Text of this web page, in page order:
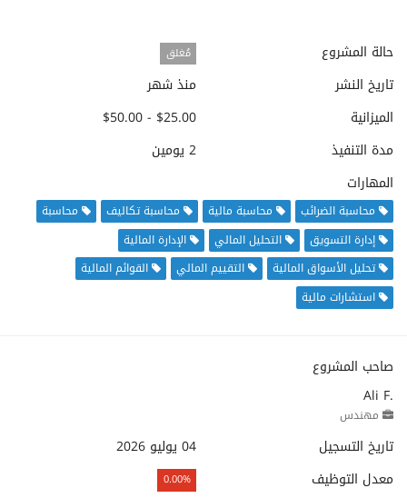
حالة المشروع مُغلق
تاريخ النشر
منذ شهر
الميزانية
$25.00 - $50.00
مدة التنفيذ
2 يومين
المهارات
محاسبة الضرائب محاسبة مالية محاسبة تكاليف
محاسبة
إدارة التسويق
التحليل المالي
الإدارة المالية
تحليل الأسواق المالية
التقييم المالي
القوائم المالية
استشارات مالية
صاحب المشروع
Ali F.
مهندس
تاريخ التسجيل
04 يوليو 2026
معدل التوظيف
0.00%